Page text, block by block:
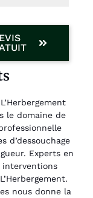
le domaine de
d’dessouchage
Experts en
interventions
nous donne la